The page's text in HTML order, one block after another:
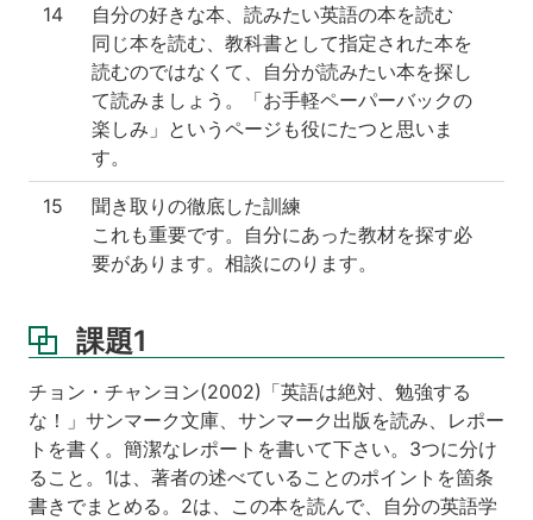
14
自分の好きな本、読みたい英語の本を読む
同じ本を読む、教科書として指定された本を
読むのではなくて、自分が読みたい本を探し
て読みましょう。「お手軽ペーパーバックの
楽しみ」というページも役にたつと思いま
す。
15
聞き取りの徹底した訓練
これも重要です。自分にあった教材を探す必
要があります。相談にのります。
課題1
チョン・チャンヨン(2002)「英語は絶対、勉強する
な！」サンマーク文庫、サンマーク出版を読み、レポー
トを書く。簡潔なレポートを書いて下さい。3つに分け
ること。1は、著者の述べていることのポイントを箇条
書きでまとめる。2は、この本を読んで、自分の英語学